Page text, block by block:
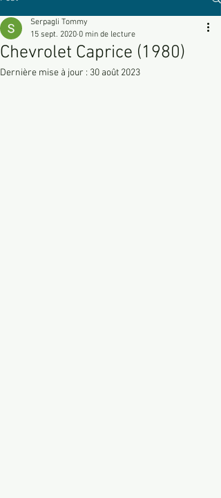
Chevrolet Caprice (1980)
Serpagli Tommy
15 sept. 2020 0 min de lecture
Dernière mise à jour : 30 août 2023